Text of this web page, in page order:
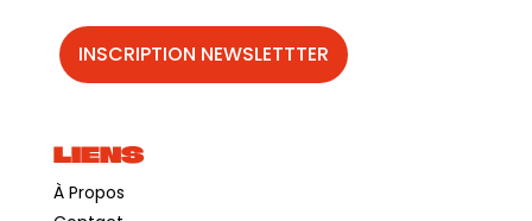
LIENS
À Propos